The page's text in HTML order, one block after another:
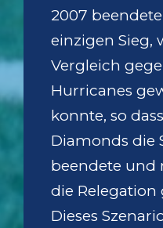
2007
einzigen Sieg,
Vergleich
Hurricanes
konnte, so
Diamonds die
beendete und
die Relegation
Dieses